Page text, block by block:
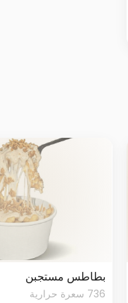
بطاطس مستجبن
736 سعرة حرارية